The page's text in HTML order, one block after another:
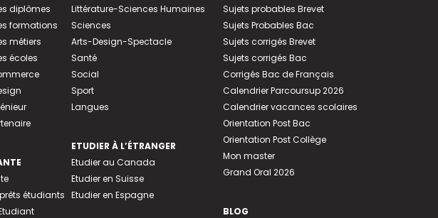
diplômes
formations
métiers
écoles
étudiants
Littérature-Sciences Humaines
Sciences
Arts-Design-Spectacle
Santé
Social
Sport
Langues
ETUDIER À L’ÉTRANGER
Etudier au Canada
Etudier en Suisse
Etudier en Espagne
Sujets probables Brevet
Sujets Probables Bac
Sujets corrigés Brevet
Sujets corrigés Bac
Corrigés Bac de Français
Calendrier Parcoursup 2026
Calendrier vacances scolaires
Orientation Post Bac
Orientation Post Collège
Mon master
Grand Oral 2026
BLOG